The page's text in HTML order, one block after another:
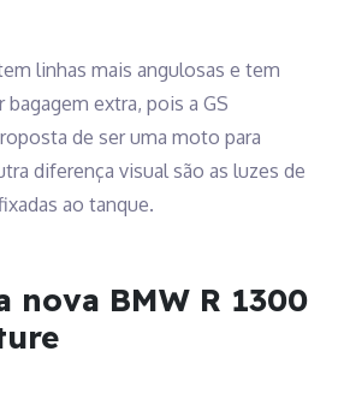
linhas mais angulosas e tem
bagagem extra, pois a GS
de ser uma moto para
diferença visual são as luzes de
ao tanque.
nova BMW R 1300